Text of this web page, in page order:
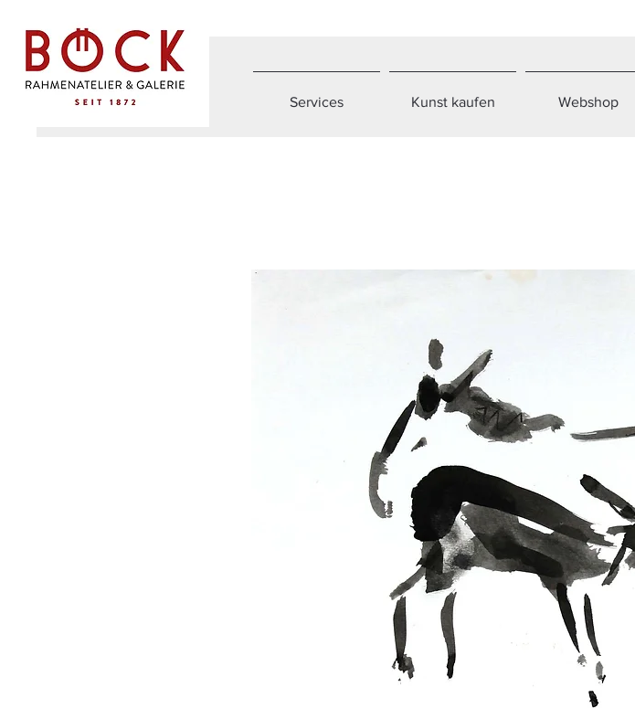
Services Kunst kaufen Webshop